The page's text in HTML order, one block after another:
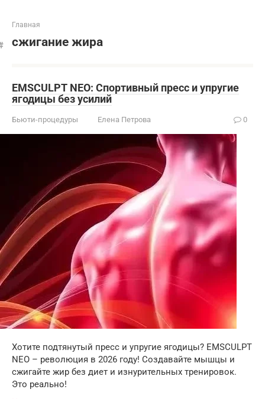
Главная
сжигание жира
EMSCULPT NEO: Спортивный пресс и упругие
ягодицы без усилий
Бьюти-процедуры Елена Петрова 0
Хотите подтянутый пресс и упругие ягодицы? EMSCULPT
NEO – революция в 2026 году! Создавайте мышцы и
сжигайте жир без диет и изнурительных тренировок.
Это реально!